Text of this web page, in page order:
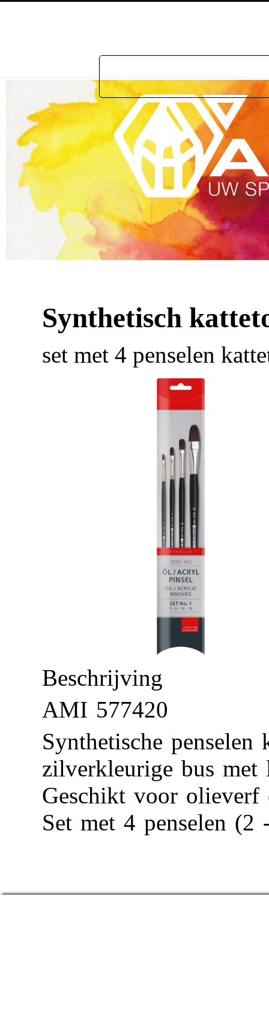
Synthetisch
set met 4 penselen
Beschrijving
AMI 577420
Synthetische penselen
zilverkleurige bus met
Geschikt voor olieverf
Set met 4 penselen